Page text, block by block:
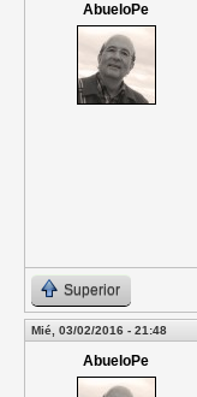
AbueloPe
Superior
Mié, 03/02/2016 - 21:48
AbueloPe